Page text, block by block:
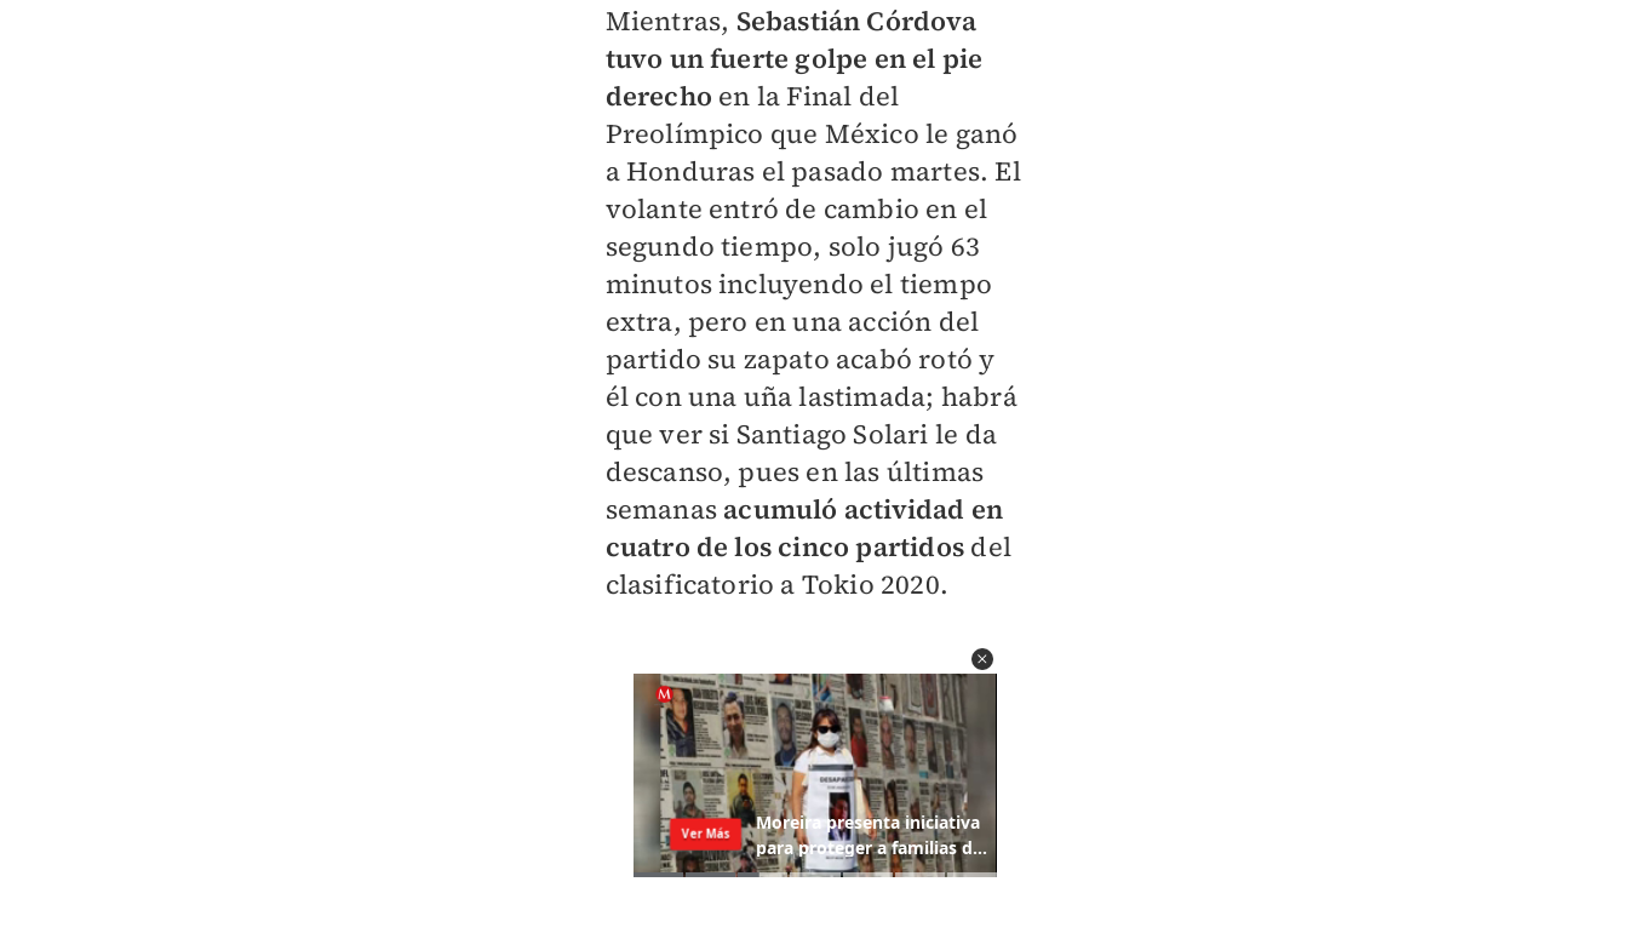
Mientras, Sebastián Córdova
tuvo un fuerte golpe en el pie
derecho en la Final del
Preolímpico que México le ganó
a Honduras el pasado martes. El
volante entró de cambio en el
segundo tiempo, solo jugó 63
minutos incluyendo el tiempo
extra, pero en una acción del
partido su zapato acabó rotó y
él con una uña lastimada; habrá
que ver si Santiago Solari le da
descanso, pues en las últimas
semanas acumuló actividad en
cuatro de los cinco partidos del
clasificatorio a Tokio 2020.